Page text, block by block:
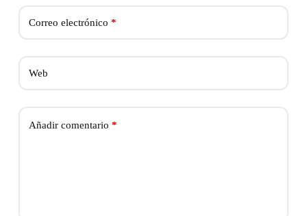
Correo electrónico *
Web
Añadir comentario *